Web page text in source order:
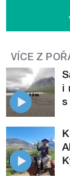
VÍCE Z
i
s